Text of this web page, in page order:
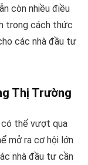
còn nhiều điều
trong cách thức
các nhà đầu tư
Thị Trường
có thể vượt qua
mở ra cơ hội lớn
nhà đầu tư cần